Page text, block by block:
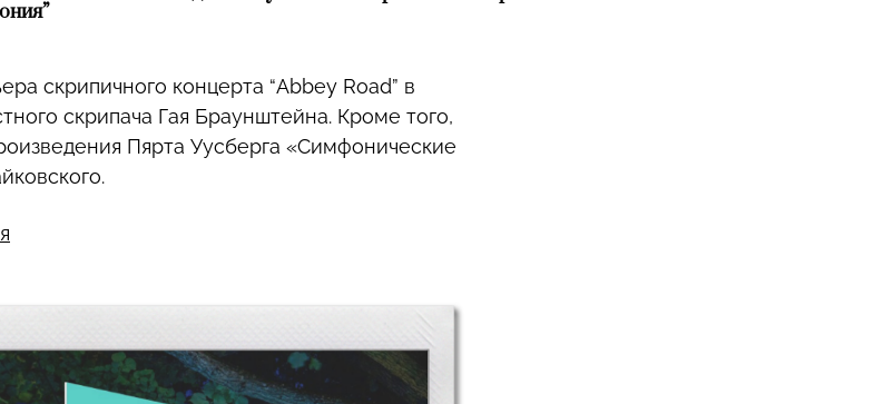
скрипичного концерта “Abbey Road” в
скрипача Гая Браунштейна. Кроме того,
Пярта Уусберга «Симфонические